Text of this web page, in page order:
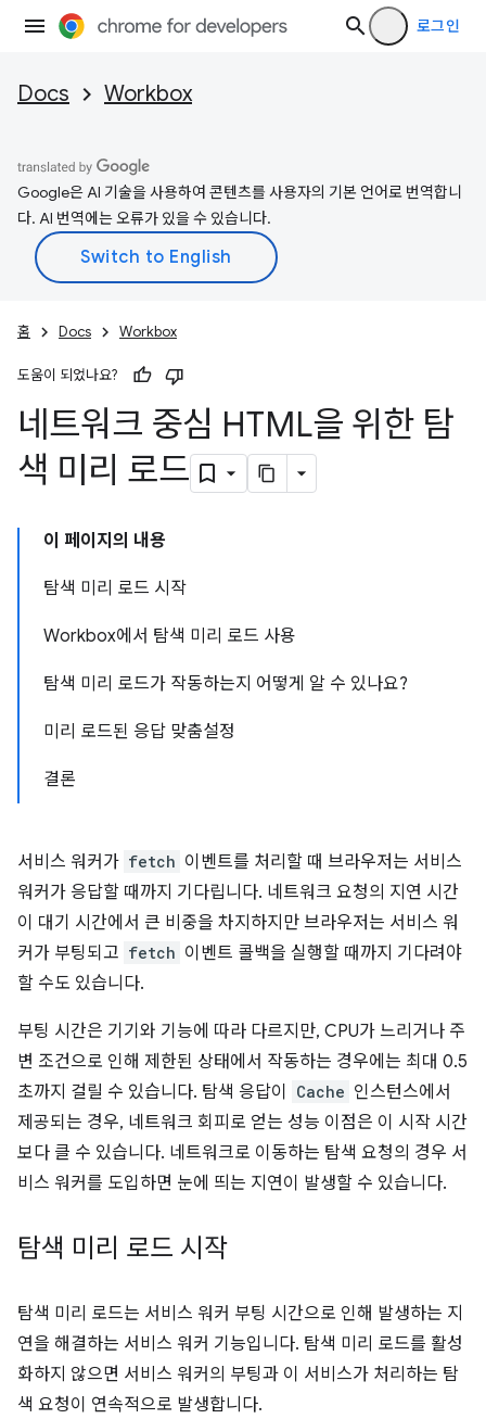
로그인
Docs Workbox
Google은 AI 기술을 사용하여 콘텐츠를 사용자의 기본 언어로 번역합니
다. AI 번역에는 오류가 있을 수 있습니다.
홈 Docs Workbox
도움이 되었나요?
네트워크 중심 HTML을 위한 탐
색 미리 로드
이 페이지의 내용
탐색 미리 로드 시작
Workbox에서 탐색 미리 로드 사용
탐색 미리 로드가 작동하는지 어떻게 알 수 있나요?
미리 로드된 응답 맞춤설정
결론
서비스 워커가 fetch 이벤트를 처리할 때 브라우저는 서비스
워커가 응답할 때까지 기다립니다. 네트워크 요청의 지연 시간
이 대기 시간에서 큰 비중을 차지하지만 브라우저는 서비스 워
커가 부팅되고 fetch 이벤트 콜백을 실행할 때까지 기다려야
할 수도 있습니다.
부팅 시간은 기기와 기능에 따라 다르지만, CPU가 느리거나 주
변 조건으로 인해 제한된 상태에서 작동하는 경우에는 최대 0.5
초까지 걸릴 수 있습니다. 탐색 응답이
Cache 인스턴스에서
제공되는 경우, 네트워크 회피로 얻는 성능 이점은 이 시작 시간
보다 클 수 있습니다. 네트워크로 이동하는 탐색 요청의 경우 서
비스 워커를 도입하면 눈에 띄는 지연이 발생할 수 있습니다.
탐색 미리 로드 시작
탐색 미리 로드는 서비스 워커 부팅 시간으로 인해 발생하는 지
연을 해결하는 서비스 워커 기능입니다. 탐색 미리 로드를 활성
화하지 않으면 서비스 워커의 부팅과 이 서비스가 처리하는 탐
색 요청이 연속적으로 발생합니다.